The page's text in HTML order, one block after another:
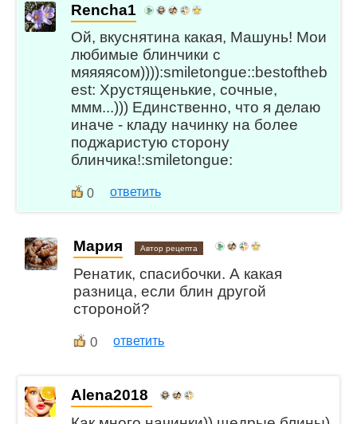
Rencha1
Ой, вкуснятина какая, Машунь! Мои
любимые блинчики с
мяяяясом)))):smiletongue::bestoftheb
est: Хрустященькие, сочные,
ммм...))) Единственно, что я делаю
иначе - кладу начинку на более
поджаристую сторону
блинчика!:smiletongue:
0 ответить
Мария Автор рецепта
Ренатик, спасибочки. А какая
разница, если блин другой
стороной?
0 ответить
Alena2018